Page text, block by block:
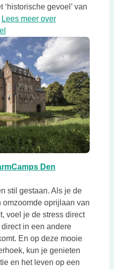
gevoel’ van
Lees meer over
Deze link opent in een nieuwe
Den
in een nieuwe tab
stil gestaan. Als je de
oprijlaan van
voel je de stress direct
in een andere
En op deze mooie
kun je genieten
en het leven op een